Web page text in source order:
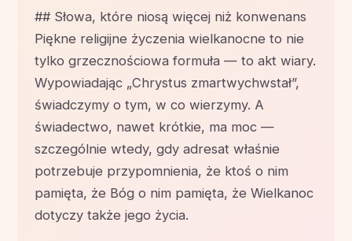
## Słowa, które niosą więcej niż konwenans
Piękne religijne życzenia wielkanocne to nie
tylko grzecznościowa formuła — to akt wiary.
Wypowiadając „Chrystus zmartwychwstał”,
świadczymy o tym, w co wierzymy. A
świadectwo, nawet krótkie, ma moc —
szczególnie wtedy, gdy adresat właśnie
potrzebuje przypomnienia, że ktoś o nim
pamięta, że Bóg o nim pamięta, że Wielkanoc
dotyczy także jego życia.